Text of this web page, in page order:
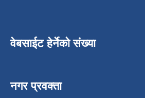
वेबसाईट हेर्नेको संख्या
नगर प्रवक्ता